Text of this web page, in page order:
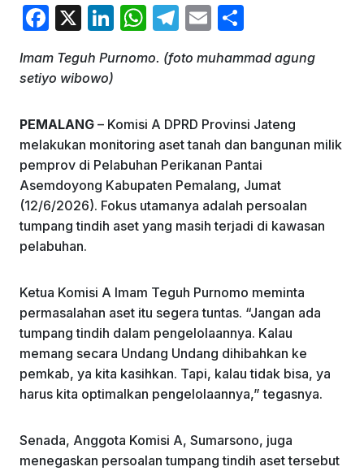
F
c
b
o
o
k
X
Li
k
dI
n
W
at
A
p
p
T
e
a
m
E
ai ar
Imam Teguh Purnomo. (foto muhammad agung
setiyo wibowo)
PEMALANG – Komisi A DPRD Provinsi Jateng
melakukan monitoring aset tanah dan bangunan milik
pemprov di Pelabuhan Perikanan Pantai
Asemdoyong Kabupaten Pemalang, Jumat
(12/6/2026). Fokus utamanya adalah persoalan
tumpang tindih aset yang masih terjadi di kawasan
pelabuhan.
Ketua Komisi A Imam Teguh Purnomo meminta
permasalahan aset itu segera tuntas. “Jangan ada
tumpang tindih dalam pengelolaannya. Kalau
memang secara Undang Undang dihibahkan ke
pemkab, ya kita kasihkan. Tapi, kalau tidak bisa, ya
harus kita optimalkan pengelolaannya,” tegasnya.
Senada, Anggota Komisi A, Sumarsono, juga
menegaskan persoalan tumpang tindih aset tersebut